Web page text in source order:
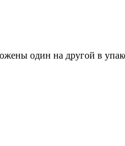
один на другой в